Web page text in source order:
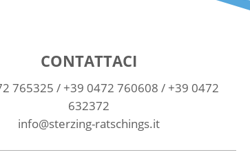
CONTATTACI
765325 / +39 0472 760608 / +39 0472
632372
info@sterzing-ratschings.it